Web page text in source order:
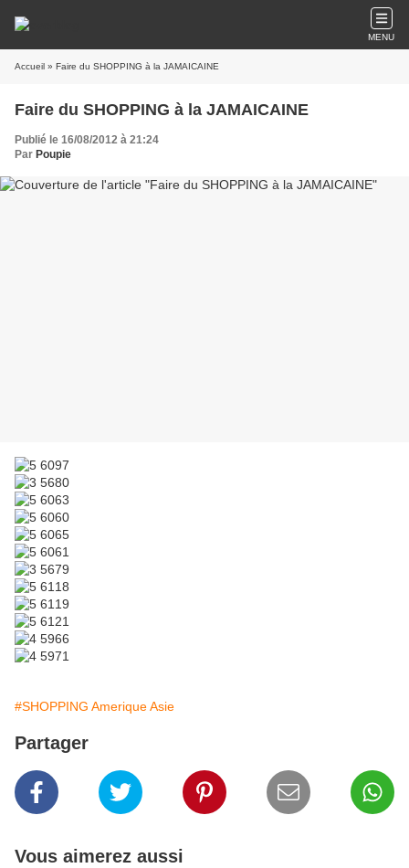
MENU
Accueil » Faire du SHOPPING à la JAMAICAINE
Faire du SHOPPING à la JAMAICAINE
Publié le 16/08/2012 à 21:24
Par Poupie
#SHOPPING Amerique Asie
Partager
Vous aimerez aussi